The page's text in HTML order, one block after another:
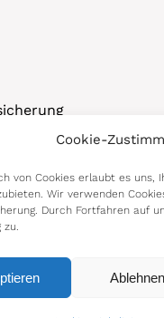
Cookie-
von Cookies erlaubt es uns,
Wir verwenden
Durch Fortfahren auf
zu.
Ablehnen